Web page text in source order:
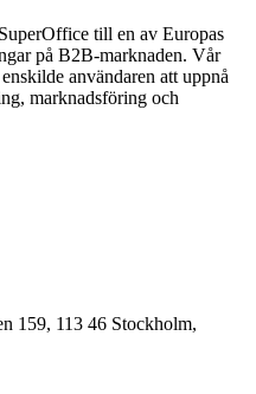
till en av Europas
på B2B-marknaden. Vår
användaren att uppnå
marknadsföring och
159, 113 46 Stockholm,